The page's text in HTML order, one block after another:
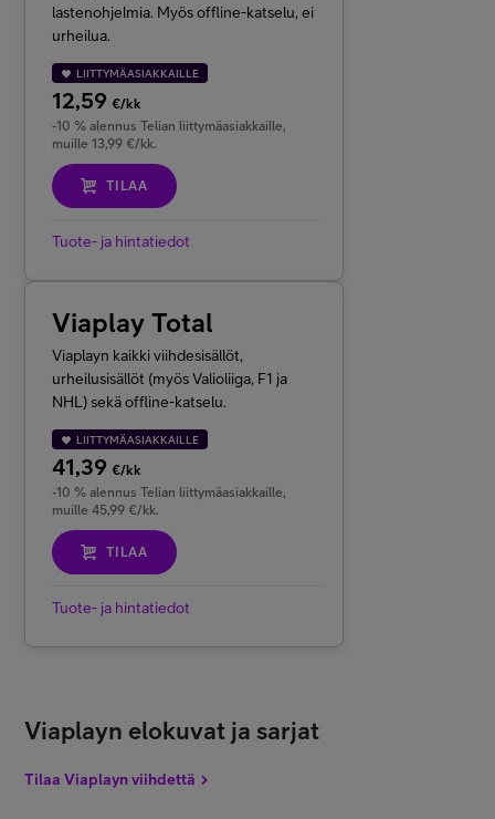
lastenohjelmia. Myös offline-katselu, ei
urheilua.
LIITTYMÄASIAKKAILLE
12,59 €/kk
-10 % alennus Telian liittymäasiakkaille,
muille 13,99 €/kk.
TILAA
Tuote- ja hintatiedot
Viaplay Total
Viaplayn kaikki viihdesisällöt,
urheilusisällöt (myös Valioliiga, F1 ja
NHL) sekä offline-katselu.
LIITTYMÄASIAKKAILLE
41,39 €/kk
-10 % alennus Telian liittymäasiakkaille,
muille 45,99 €/kk.
TILAA
Tuote- ja hintatiedot
Viaplayn elokuvat ja sarjat
Tilaa Viaplayn viihdettä